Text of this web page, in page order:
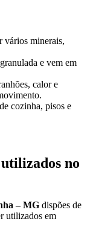
vários minerais,
e vem em
calor e
cozinha, pisos e
no
– MG dispões de
utilizados em